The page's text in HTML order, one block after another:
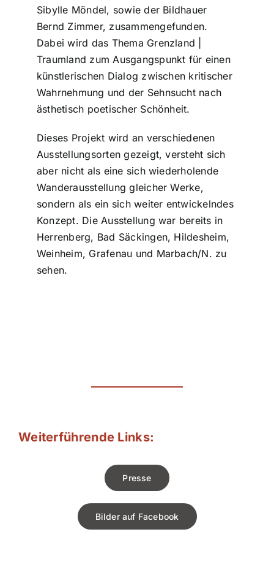
Sibylle Möndel, sowie der Bildhauer
Bernd Zimmer, zusammengefunden.
Dabei wird das Thema Grenzland |
Traumland zum Ausgangspunkt für einen
künstlerischen Dialog zwischen kritischer
Wahrnehmung und der Sehnsucht nach
ästhetisch poetischer Schönheit.
Dieses Projekt wird an verschiedenen
Ausstellungsorten gezeigt, versteht sich
aber nicht als eine sich wiederholende
Wanderausstellung gleicher Werke,
sondern als ein sich weiter entwickelndes
Konzept. Die Ausstellung war bereits in
Herrenberg, Bad Säckingen, Hildesheim,
Weinheim, Grafenau und Marbach/N. zu
sehen.
Weiterführende Links:
Presse
Bilder auf Facebook